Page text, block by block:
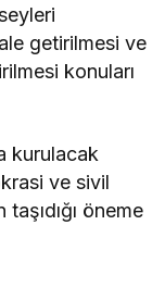
getirilmesi ve
konuları
kurulacak
ve sivil
öneme